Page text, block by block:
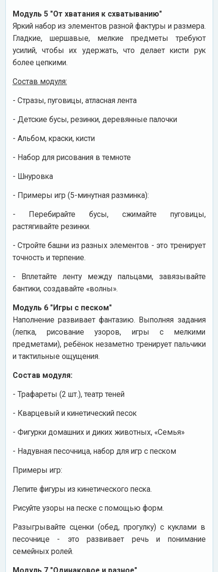
Модуль 5 "От хватания к схватыванию"
Яркий набор из элементов разной фактуры и размера.
Гладкие, шершавые, мелкие предметы требуют
усилий, чтобы их удержать, что делает кисти рук
более цепкими.
Состав модуля:
- Стразы, пуговицы, атласная лента
- Детские бусы, резинки, деревянные палочки
- Альбом, краски, кисти
- Набор для рисования в темноте
- Шнуровка
- Примеры игр (5-минутная разминка):
- Перебирайте бусы, сжимайте пуговицы,
растягивайте резинки.
- Стройте башни из разных элементов - это тренирует
точность и терпение.
- Вплетайте ленту между пальцами, завязывайте
бантики, создавайте «волны».
Модуль 6 "Игры с песком"
Наполнение развивает фантазию. Выполняя задания
(лепка, рисование узоров, игры с мелкими
предметами), ребёнок незаметно тренирует пальчики
и тактильные ощущения.
Состав модуля:
- Трафареты (2 шт.), театр теней
- Кварцевый и кинетический песок
- Фигурки домашних и диких животных, «Семья»
- Надувная песочница, набор для игр с песком
Примеры игр:
Лепите фигуры из кинетического песка.
Рисуйте узоры на песке с помощью форм.
Разыгрывайте сценки (обед, прогулку) с куклами в
песочнице - это развивает речь и понимание
семейных ролей.
Модуль 7 "Одинаковое и разное"